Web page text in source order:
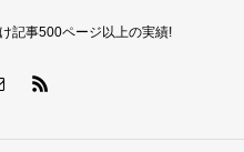
記事500ページ以上の実績!